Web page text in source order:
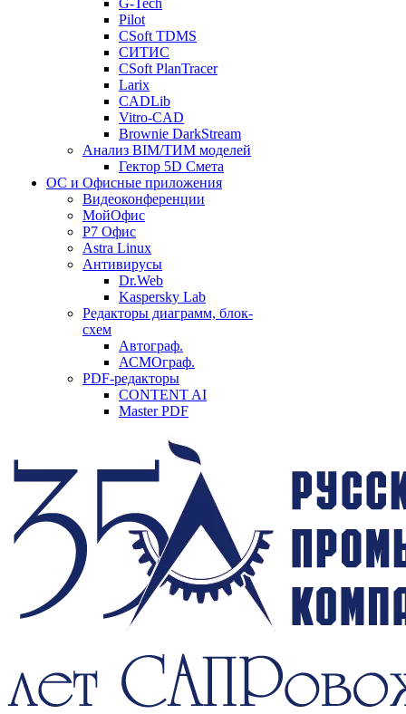
G-Tech
Pilot
CSoft TDMS
СИТИС
CSoft PlanTracer
Larix
CADLib
Vitro-CAD
Brownie DarkStream
Анализ BIM/ТИМ моделей
Гектор 5D Смета
ОС и Офисные приложения
Видеоконференции
МойОфис
P7 Офис
Astra Linux
Антивирусы
Dr.Web
Kaspersky Lab
Редакторы диаграмм, блок-
схем
Автограф.
АСМОграф.
PDF-редакторы
CONTENT AI
Master PDF